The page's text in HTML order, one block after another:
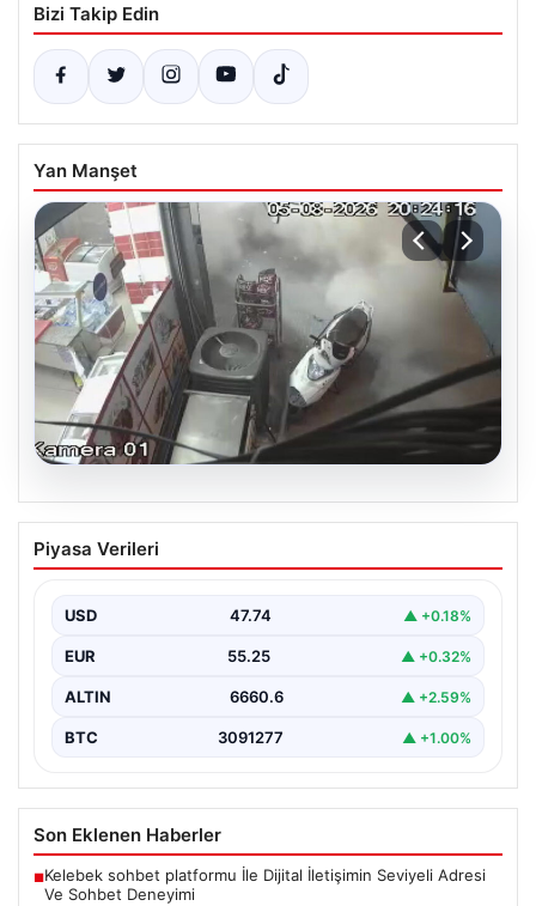
Bizi Takip Edin
Yan Manşet
06.08.2026
Bahçelievler’de 4 Katlı Binanın Çökmesi
ve Sonrası Güvenlik Önlemleri
bölge sakinleri ve yetkilileri korkutan anlara sahne oldu.
Piyasa Verileri
USD 47.74 ▲ +0.18%
EUR 55.25 ▲ +0.32%
ALTIN 6660.6 ▲ +2.59%
BTC 3091277 ▲ +1.00%
Son Eklenen Haberler
■Kelebek sohbet platformu İle Dijital İletişimin Seviyeli Adresi
Ve Sohbet Deneyimi